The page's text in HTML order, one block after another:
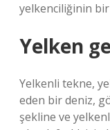
yelkenciliğinin bir
Yelken
Yelkenli tekne,
eden bir deniz,
şekline ve